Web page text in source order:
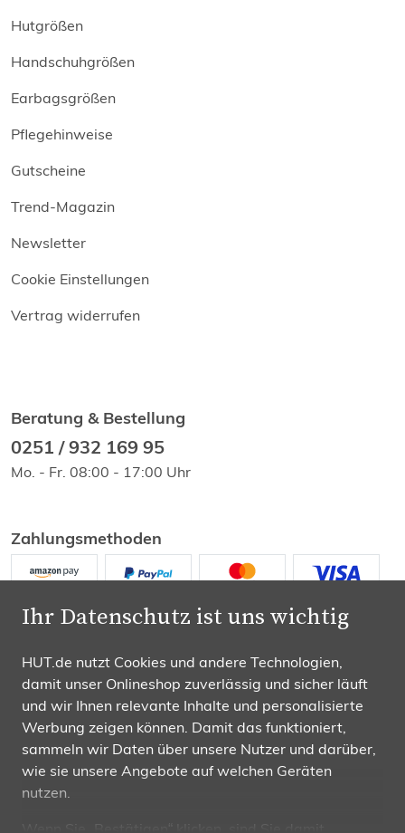
Ihr Datenschutz ist uns wichtig
HUT.de nutzt Cookies und andere Technologien,
damit unser Onlineshop zuverlässig und sicher läuft
und wir Ihnen relevante Inhalte und personalisierte
Werbung zeigen können. Damit das funktioniert,
sammeln wir Daten über unsere Nutzer und darüber,
wie sie unsere Angebote auf welchen Geräten
nutzen.
Hutgrößen
Handschuhgrößen
Earbagsgrößen
Pflegehinweise
Gutscheine
Trend-Magazin
Newsletter
Cookie Einstellungen
Vertrag widerrufen
Beratung & Bestellung
0251 / 932 169 95
Mo. - Fr. 08:00 - 17:00 Uhr
Zahlungsmethoden
Wir versenden mit